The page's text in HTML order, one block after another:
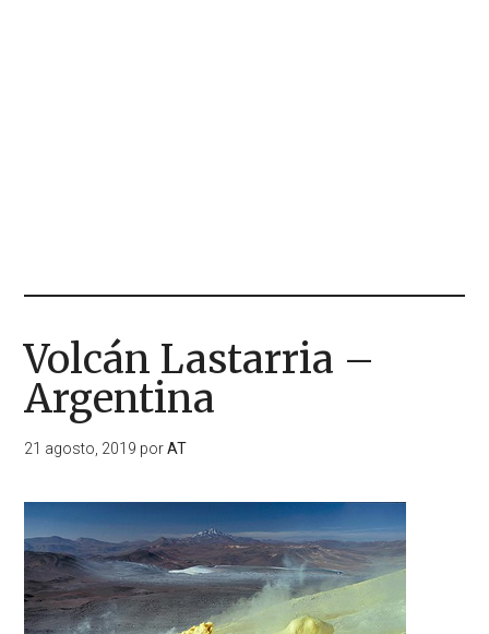
Volcán Lastarria –
Argentina
21 agosto, 2019 porAT